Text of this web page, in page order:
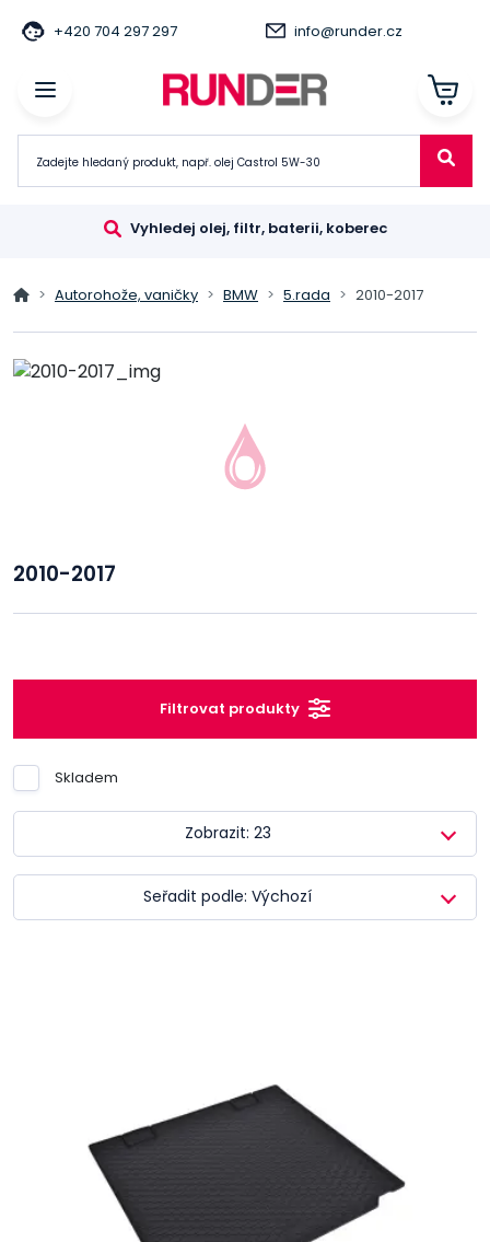
+420 704 297 297 info@runder.cz
Vyhledej olej, filtr, baterii, koberec
Autorohože, vaničky BMW 5.rada 2010-2017
2010-2017
Filtrovat produkty
Seřadit podle: Výchozí
Skladem
Zobrazit: 23